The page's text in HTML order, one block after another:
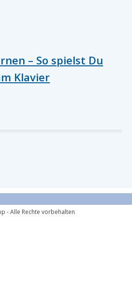
– So spielst Du
Klavier
- Alle Rechte vorbehalten